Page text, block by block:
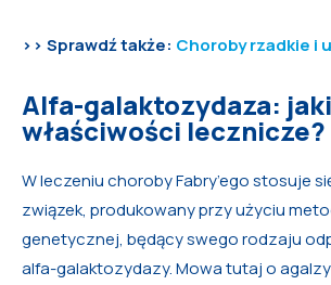
>> Sprawdź także: Choroby rzadkie i
Alfa-galaktozydaza:
właściwości lecznicze?
W leczeniu choroby Fabry’ego stosuje
związek, produkowany przy użyciu
genetycznej, będący swego rodzaju
alfa-galaktozydazy. Mowa tutaj o